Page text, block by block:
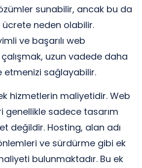
sunabilir, ancak bu da
neden olabilir.
ve başarılı web
çalışmak, uzun vadede daha
etmenizi sağlayabilir.
hizmetlerin maliyetidir. Web
genellikle sadece tasarım
değildir. Hosting, alan adı
ve sürdürme gibi ek
bulunmaktadır. Bu ek